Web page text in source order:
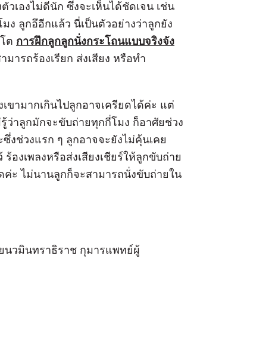
วเองไม่ดีนัก ซึ่งจะเห็นได้ชัดเจน เช่น
ง ลูกอึอีกแล้ว นี่เป็นตัวอย่างว่าลูกยัง
ต การฝึกลูกลูกนั่งกระโถนแบบจริงจัง
ารถร้องเรียก ส่งเสียง หรือทำ
ขามากเกินไปลูกอาจเครียดได้ค่ะ แต่
ว่าลูกมักจะขับถ่ายทุกกี่โมง ก็อาศัยช่วง
งช่วงแรก ๆ ลูกอาจจะยังไม่คุ้นเคย
งเพลงหรือส่งเสียงเชียร์ให้ลูกขับถ่าย
ะ ไม่นานลูกก็จะสามารถนั่งขับถ่ายใน
วมินทราธิราช กุมารแพทย์ผู้